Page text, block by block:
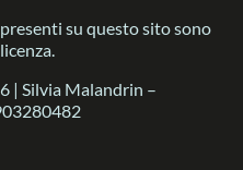
su questo sito sono
| Silvia Malandrin –